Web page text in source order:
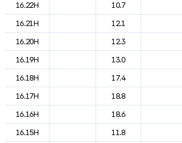
16.22H
10.7
16.21H
12.1
16.20H
12.3
16.19H
13.0
16.18H
17.4
16.17H
18.8
16.16H
18.6
16.15H
11.8